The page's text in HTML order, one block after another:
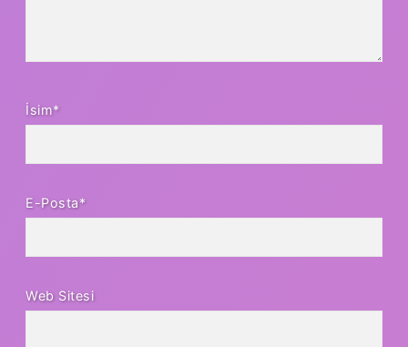
İsim*
E-Posta*
Web Sitesi